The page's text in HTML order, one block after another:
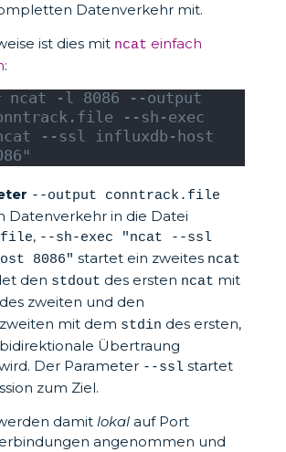
Datenverkehr mit.
ist dies mit ncat einfach
:
ncat -l 8086 --output
--sh-exec
--ssl influxdb-host
--output conntrack.file
Datenverkehr in die Datei
, --sh-exec "ncat --ssl
8086" startet ein zweites ncat
den stdout des ersten ncat mit
des zweiten und den
mit dem stdin des ersten,
Übertraung
Der Parameter --sslstartet
zum Ziel.
damit lokalauf Port
angenommen und